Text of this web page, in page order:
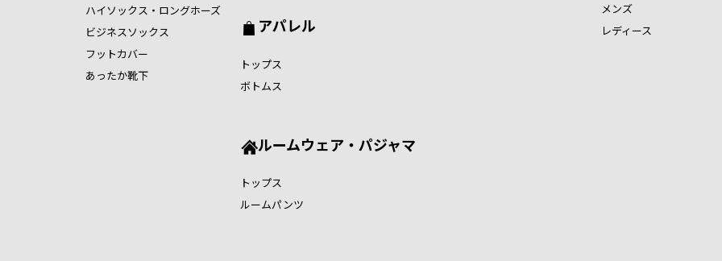
ハイソックス・ロングホーズ
ビジネスソックス
フットカバー
あったか靴下
アパレル
トップス
ボトムス
ルームウェア・パジャマ
トップス
ルームパンツ
メンズ
レディース